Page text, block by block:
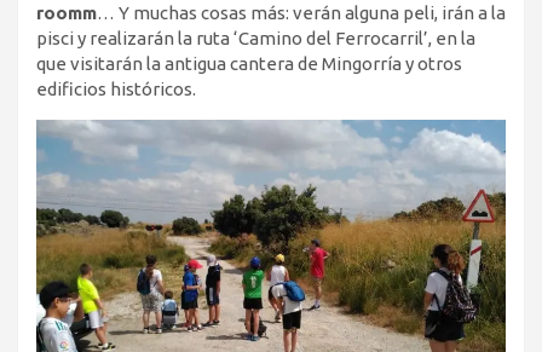
roomm… Y muchas cosas más: verán alguna peli, irán a la
pisci y realizarán la ruta ‘Camino del Ferrocarril’, en la
que visitarán la antigua cantera de Mingorría y otros
edificios históricos.